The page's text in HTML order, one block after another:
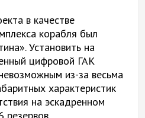
в качестве
корабля был
Установить на
цифровой ГАК
из-за весьма
характеристик
на эскадренном
резервов,